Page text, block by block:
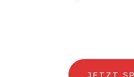
JETZT